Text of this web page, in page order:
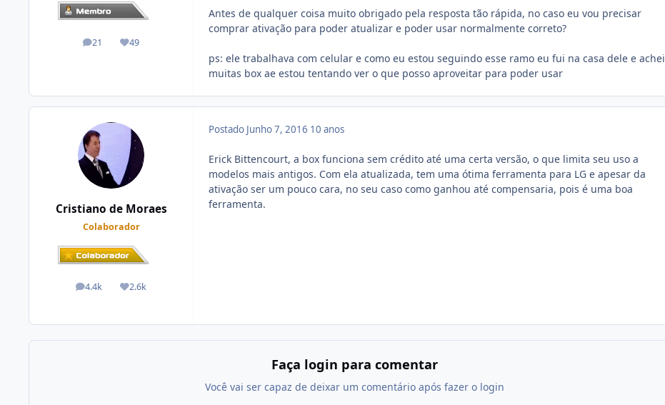
21
posts 49
Reputação
Antes de qualquer coisa muito obrigado pela resposta tão rápida, no caso eu vou precisar
comprar ativação para poder atualizar e poder usar normalmente correto?
ps: ele trabalhava com celular e como eu estou seguindo esse ramo eu fui na casa dele e achei
muitas box ae estou tentando ver o que posso aproveitar para poder usar
Cristiano de Moraes
Colaborador
4.4k
posts 2.6k
Reputação
Postado Junho 7, 2016 10 anos
Erick Bittencourt, a box funciona sem crédito até uma certa versão, o que limita seu uso a
modelos mais antigos. Com ela atualizada, tem uma ótima ferramenta para LG e apesar da
ativação ser um pouco cara, no seu caso como ganhou até compensaria, pois é uma boa
ferramenta.
Faça login para comentar
Você vai ser capaz de deixar um comentário após fazer o login